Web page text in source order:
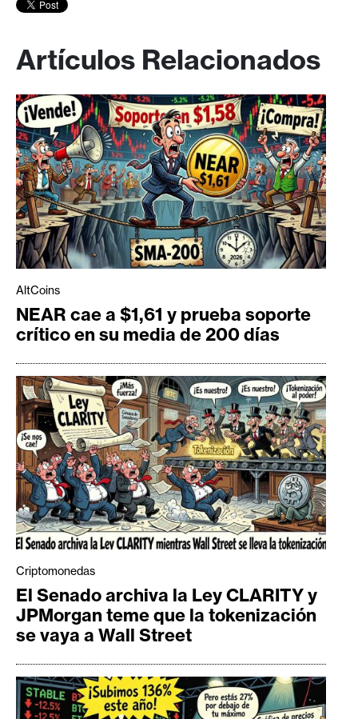
Artículos Relacionados
AltCoins
NEAR cae a $1,61 y prueba soporte
crítico en su media de 200 días
Criptomonedas
El Senado archiva la Ley CLARITY y
JPMorgan teme que la tokenización
se vaya a Wall Street